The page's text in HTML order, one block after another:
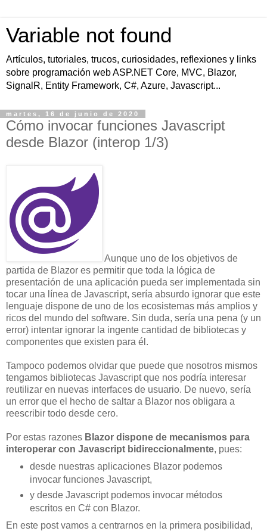
Variable not found
Artículos, tutoriales, trucos, curiosidades, reflexiones y links
sobre programación web ASP.NET Core, MVC, Blazor,
SignalR, Entity Framework, C#, Azure, Javascript...
martes, 16 de junio de 2020
Cómo invocar funciones Javascript
desde Blazor (interop 1/3)
Aunque uno de los objetivos de
partida de Blazor es permitir que toda la lógica de
presentación de una aplicación pueda ser implementada sin
tocar una línea de Javascript, sería absurdo ignorar que este
lenguaje dispone de uno de los ecosistemas más amplios y
ricos del mundo del software. Sin duda, sería una pena (y un
error) intentar ignorar la ingente cantidad de bibliotecas y
componentes que existen para él.
Tampoco podemos olvidar que puede que nosotros mismos
tengamos bibliotecas Javascript que nos podría interesar
reutilizar en nuevas interfaces de usuario. De nuevo, sería
un error que el hecho de saltar a Blazor nos obligara a
reescribir todo desde cero.
Por estas razones Blazor dispone de mecanismos para
interoperar con Javascript bidireccionalmente, pues:
desde nuestras aplicaciones Blazor podemos
invocar funciones Javascript,
y desde Javascript podemos invocar métodos
escritos en C# con Blazor.
En este post vamos a centrarnos en la primera posibilidad,